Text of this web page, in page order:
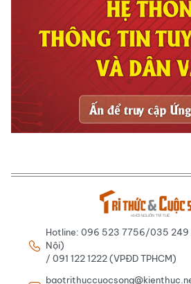
Hotline: 096 523 7756/035 249
Nội)
/ 091 122 1222 (VPĐD TPHCM)